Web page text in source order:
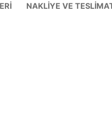
NAKLIYE VE